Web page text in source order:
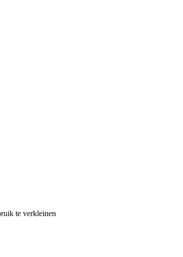
te verkleinen